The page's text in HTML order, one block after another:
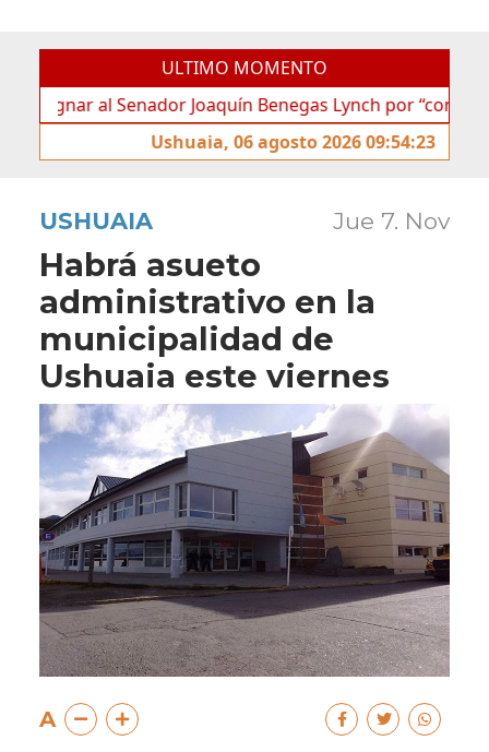
ULTIMO MOMENTO
al Senador Joaquín Benegas Lynch por “conflicto de
Ushuaia, 06 agosto 2026 09:54:23
USHUAIA Jue 7. Nov
Habrá asueto
administrativo en la
municipalidad de
Ushuaia este viernes
A